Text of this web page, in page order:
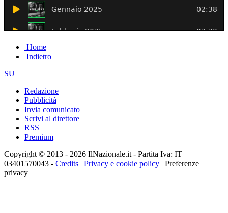
Home
Indietro
SU
Redazione
Pubblicità
Invia comunicato
Scrivi al direttore
RSS
Premium
Copyright © 2013 - 2026 IlNazionale.it - Partita Iva: IT
03401570043 - Credits | Privacy e cookie policy | Preferenze
privacy